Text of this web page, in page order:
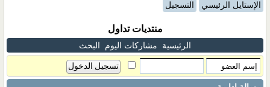
الإستايل الرئيسي التسجيل
منتديات تداول
الرئيسية مشاركات اليوم البحث